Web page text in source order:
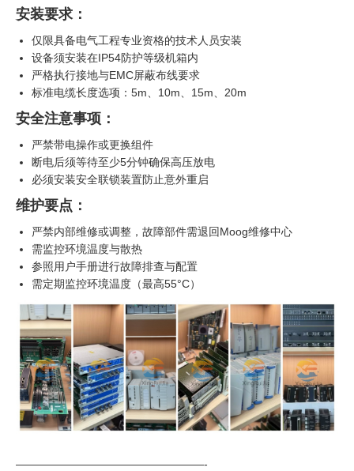
安装要求：
仅限具备电气工程专业资格的技术人员安装
设备须安装在IP54防护等级机箱内
严格执行接地与EMC屏蔽布线要求
标准电缆长度选项：5m、10m、15m、20m
安全注意事项：
严禁带电操作或更换组件
断电后须等待至少5分钟确保高压放电
必须安装安全联锁装置防止意外重启
维护要点：
严禁内部维修或调整，故障部件需退回Moog维修中心
需监控环境温度与散热
参照用户手册进行故障排查与配置
需定期监控环境温度（最高55°C）
—————————————————-